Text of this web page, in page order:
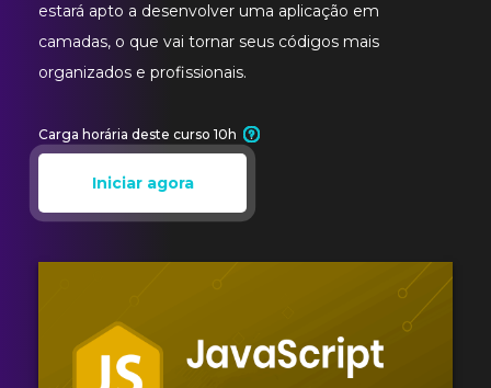
estará apto a desenvolver uma aplicação em
camadas, o que vai tornar seus códigos mais
organizados e profissionais.
Iniciar agora
Carga horária deste curso 10h